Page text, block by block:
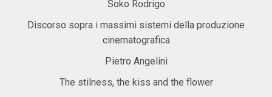
Soko Rodrigo
Discorso sopra i massimi sistemi della produzione
cinematografica
Pietro Angelini
The stilness, the kiss and the flower